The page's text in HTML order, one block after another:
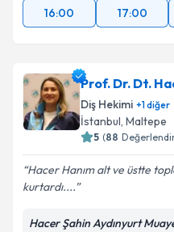
16:00
17:00
Prof. Dr. Dt.
Diş Hekimi +1diğer
İstanbul, Maltepe
5 (88
Hacer Hanım alt ve üstte
kurtardı....
Hacer Şahin Aydınyurt